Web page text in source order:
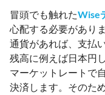
冒頭でも触れたWise
心配する必要がありま
通貨があれば、支払
残高に例えば日本円
マーケットレートで
決済します。そのた